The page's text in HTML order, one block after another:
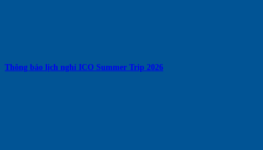
Thông báo lịch nghỉ ICO Summer Trip 2026